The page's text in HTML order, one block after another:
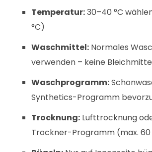
Temperatur:30–40 °C
°C)
Waschmittel: Normales
verwenden – keine
Waschprogramm:
Synthetics-Programm
Trocknung: Lufttrocknung
Trockner-Programm (max. 60